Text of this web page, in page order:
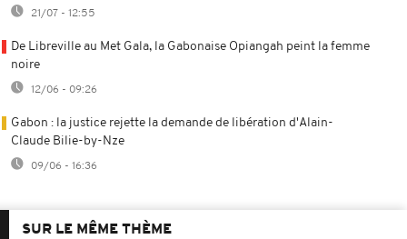
21/07 - 12:55
De Libreville au Met Gala, la Gabonaise Opiangah peint la femme
noire
12/06 - 09:26
Gabon : la justice rejette la demande de libération d'Alain-
Claude Bilie-by-Nze
09/06 - 16:36
SUR LE MÊME THÈME